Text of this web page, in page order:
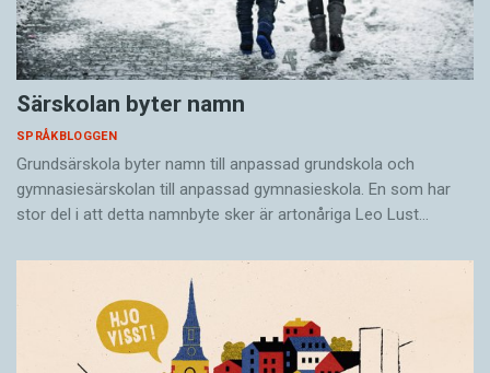
Särskolan byter namn
SPRÅKBLOGGEN
Grundsärskola byter namn till anpassad grundskola och
gymnasiesärskolan till anpassad gymnasieskola. En som har
stor del i att detta namnbyte sker är artonåriga Leo Lust…